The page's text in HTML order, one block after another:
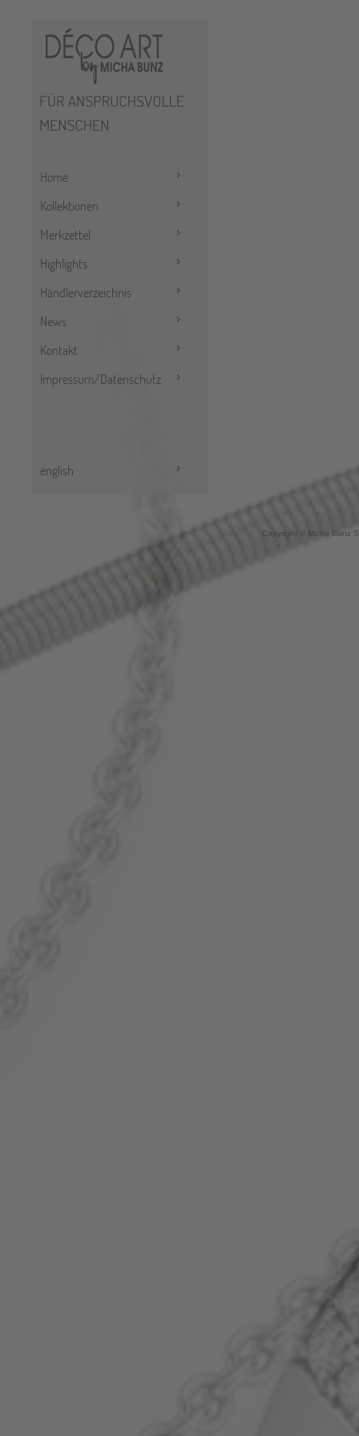
Copyright © Micha Bunz
Home
Kollektionen
Merkzettel
Highlights
Händlerverzeichnis
News
Kontakt
Impressum/Datenschutz
english